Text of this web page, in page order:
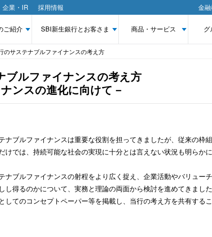
企業・IR 採用情報 金融
ご紹介 SBI新生銀行とお客さま 商品・サービス グ
のサステナブルファイナンスの考え方
ブルファイナンスの考え方
ンスの進化に向けて－
ナブルファイナンスは重要な役割を担ってきましたが、従来の枠
けでは、持続可能な社会の実現に十分とは言えない状況も明らか
ナブルファイナンスの射程をより広く捉え、企業活動やバリュー
得るのかについて、実務と理論の両面から検討を進めてきました
してのコンセプトペーパー等を掲載し、当行の考え方を共有する